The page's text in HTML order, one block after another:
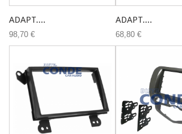
ADAPT....
98,70 €
ADAPT....
68,80 €